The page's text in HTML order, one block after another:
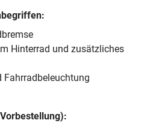
Hinterrad und zusätzliches
Fahrradbeleuchtung